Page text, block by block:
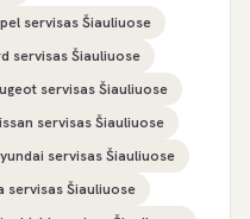
servisas Šiauliuose
servisas Šiauliuose
servisas Šiauliuose
servisas Šiauliuose
servisas Šiauliuose
servisas Šiauliuose